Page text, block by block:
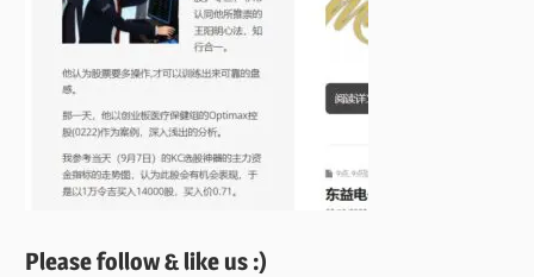
Please follow & like us :)